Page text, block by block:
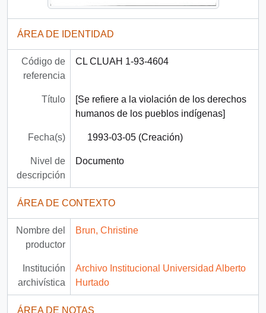
ÁREA DE IDENTIDAD
Código de
referencia
CL CLUAH 1-93-4604
Título
[Se refiere a la violación de los derechos
humanos de los pueblos indígenas]
Fecha(s) 1993-03-05 (Creación)
Nivel de
descripción
Documento
ÁREA DE CONTEXTO
Nombre del
productor
Brun, Christine
Institución
archivística
Archivo Institucional Universidad Alberto
Hurtado
ÁREA DE NOTAS